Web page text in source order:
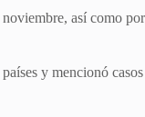
así como
y mencionó casos